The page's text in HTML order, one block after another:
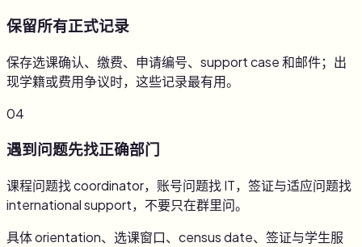
保留所有正式记录
保存选课确认、缴费、申请编号、support case 和邮件；出
现学籍或费用争议时，这些记录最有用。
04
遇到问题先找正确部门
课程问题找 coordinator，账号问题找 IT，签证与适应问题找
international support，不要只在群里问。
具体 orientation、选课窗口、census date、签证与学生服